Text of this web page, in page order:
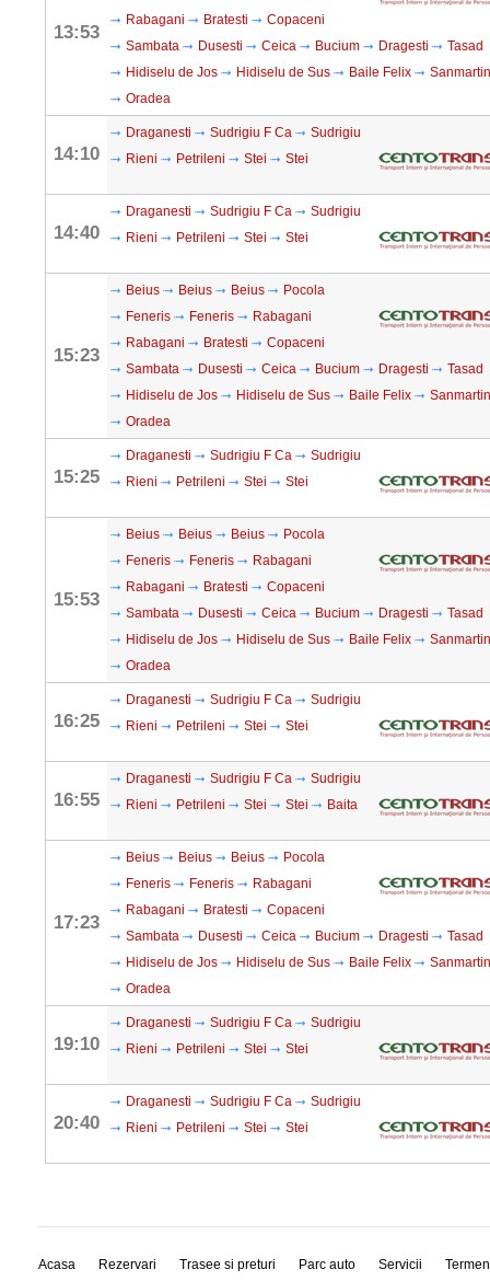
13:53
Rabagani
Bratesti
Copaceni
Sambata
Dusesti Ceica Bucium Dragesti
Tasad
Hidiselu de Jos
Hidiselu de Sus Baile Felix
Sanmartin
Oradea
14:10
Draganesti Sudrigiu F Ca
Sudrigiu
Rieni
Petrileni Stei Stei
14:40
Draganesti Sudrigiu F Ca
Sudrigiu
Rieni
Petrileni Stei Stei
15:23
Beius Beius Beius
Pocola
Feneris
Feneris
Rabagani
Rabagani
Bratesti
Copaceni
Sambata
Dusesti Ceica Bucium Dragesti
Tasad
Hidiselu de Jos
Hidiselu de Sus Baile Felix
Sanmartin
Oradea
15:25
Draganesti Sudrigiu F Ca
Sudrigiu
Rieni
Petrileni Stei Stei
15:53
Beius Beius Beius
Pocola
Feneris
Feneris
Rabagani
Rabagani
Bratesti
Copaceni
Sambata
Dusesti Ceica Bucium Dragesti
Tasad
Hidiselu de Jos
Hidiselu de Sus Baile Felix
Sanmartin
Oradea
16:25
Draganesti Sudrigiu F Ca
Sudrigiu
Rieni
Petrileni Stei Stei
16:55
Draganesti Sudrigiu F Ca
Sudrigiu
Rieni
Petrileni Stei Stei Baita
17:23
Beius Beius Beius
Pocola
Feneris
Feneris
Rabagani
Rabagani
Bratesti
Copaceni
Sambata
Dusesti Ceica Bucium Dragesti
Tasad
Hidiselu de Jos
Hidiselu de Sus Baile Felix
Sanmartin
Oradea
19:10
Draganesti Sudrigiu F Ca
Sudrigiu
Rieni
Petrileni Stei Stei
20:40
Draganesti Sudrigiu F Ca
Sudrigiu
Rieni
Petrileni Stei Stei
Acasa Rezervari Trasee si preturi Parc auto Servicii